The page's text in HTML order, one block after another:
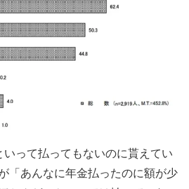
いって払ってもないのに貰えてい
「あんなに年金払ったのに額が少